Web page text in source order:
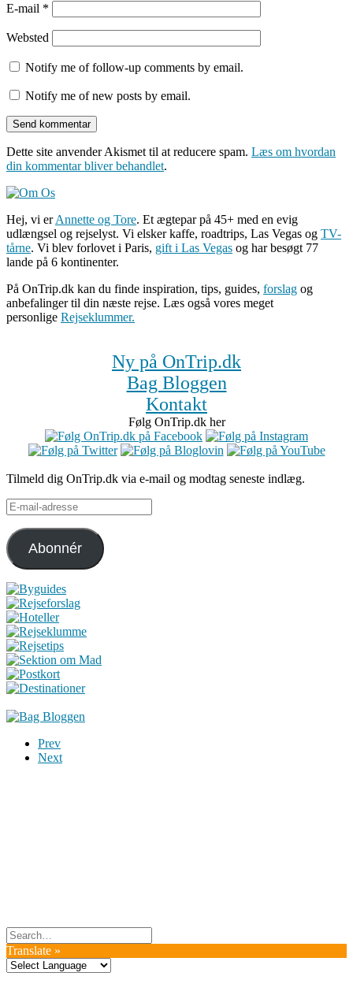
E-mail *
Websted
Notify me of follow-up comments by email.
Notify me of new posts by email.
Dette site anvender Akismet til at reducere spam. Læs om hvordan
din kommentar bliver behandlet.
Hej, vi erAnnette og Tore. Et ægtepar på 45+ med en evig
udlængsel og rejselyst. Vi elsker kaffe, roadtrips, Las Vegas og TV-
tårne. Vi blev forlovet i Paris, gift i Las Vegas og har besøgt 77
lande på 6 kontinenter.
På OnTrip.dk kan du finde inspiration, tips, guides, forslag og
anbefalinger til din næste rejse. Læs også vores meget
personlige Rejseklummer.
Ny på OnTrip.dk
Bag Bloggen
Kontakt
Følg OnTrip.dk her
Tilmeld dig OnTrip.dk via e-mail og modtag seneste indlæg.
E-
mail-
adresse
Abonnér
Prev
Next
Translate »